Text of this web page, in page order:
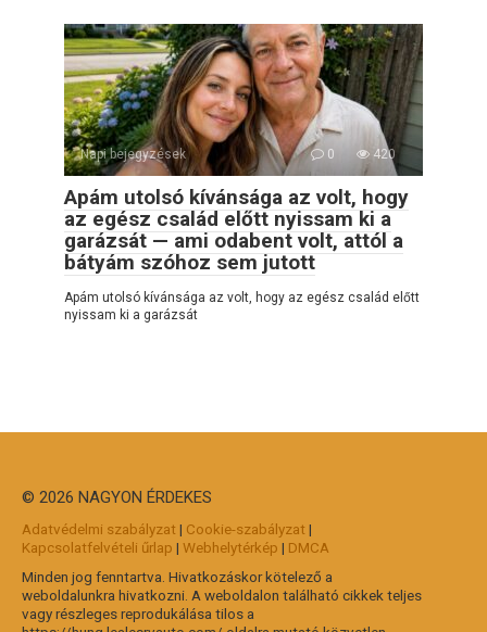
Napi bejegyzések 0 420
Apám utolsó kívánsága az volt, hogy
az egész család előtt nyissam ki a
garázsát — ami odabent volt, attól a
bátyám szóhoz sem jutott
Apám utolsó kívánsága az volt, hogy az egész család előtt
nyissam ki a garázsát
© 2026 NAGYON ÉRDEKES
Adatvédelmi szabályzat | Cookie-szabályzat |
Kapcsolatfelvételi űrlap | Webhelytérkép | DMCA
Minden jog fenntartva. Hivatkozáskor kötelező a
weboldalunkra hivatkozni. A weboldalon található cikkek teljes
vagy részleges reprodukálása tilos a